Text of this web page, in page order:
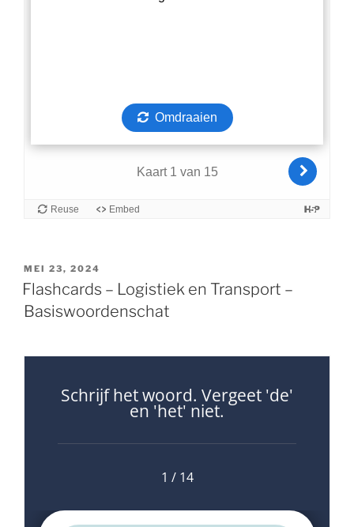
GEPLAATST
OP
MEI 23, 2024
Flashcards – Logistiek en Transport –
Basiswoordenschat